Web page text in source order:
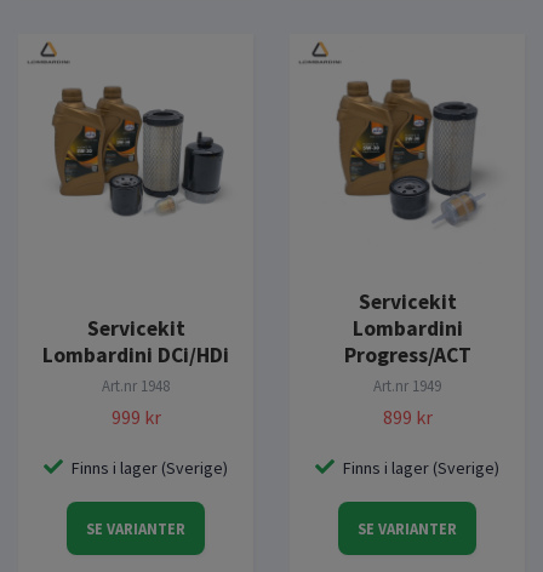
Servicekit
Lombardini DCi/HDi
Art.nr 1948
999 kr
Finns i lager (Sverige)
SE VARIANTER
Servicekit
Lombardini
Progress/ACT
Art.nr 1949
899 kr
Finns i lager (Sverige)
SE VARIANTER